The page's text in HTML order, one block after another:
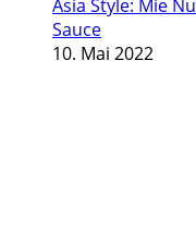
Asia Style: Mie
Sauce
10. Mai 2022